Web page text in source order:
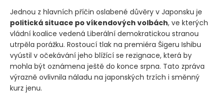
Jednou z hlavních příčin oslabené důvěry v Japonsku je
politická situace po víkendových volbách, ve kterých
vládní koalice vedená Liberální demokratickou stranou
utrpěla porážku. Rostoucí tlak na premiéra Šigeru Ishibu
vyústil v očekávání jeho blížící se rezignace, která by
mohla být oznámena ještě do konce srpna. Tato zpráva
výrazně ovlivnila náladu na japonských trzích i směnný
kurz jenu.